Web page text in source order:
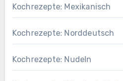
Kochrezepte: Mexikanisch
Kochrezepte: Norddeutsch
Kochrezepte: Nudeln